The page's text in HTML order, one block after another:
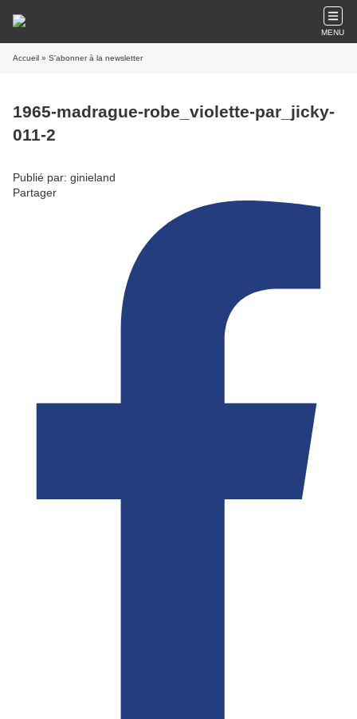
MENU
Accueil » S'abonner à la newsletter
1965-madrague-robe_violette-par_jicky-
011-2
Publié par: ginieland
Partager